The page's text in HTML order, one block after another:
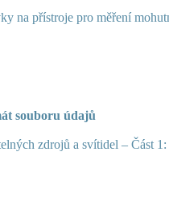
na přístroje pro měření
souboru údajů
zdrojů a svítidel – Část